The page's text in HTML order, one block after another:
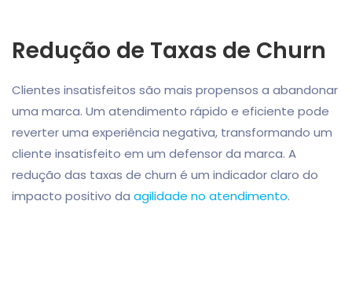
Redução de Taxas de Churn
Clientes insatisfeitos são mais propensos a abandonar
uma marca. Um atendimento rápido e eficiente pode
reverter uma experiência negativa, transformando um
cliente insatisfeito em um defensor da marca. A
redução das taxas de churn é um indicador claro do
impacto positivo da agilidade no atendimento.